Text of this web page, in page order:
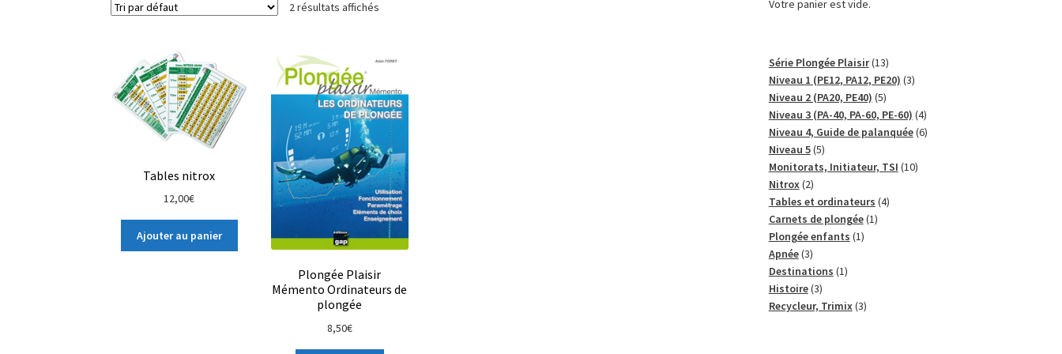
2 résultats affichés
Tables nitrox
12,00€
Ajouter au panier
Plongée Plaisir
Mémento Ordinateurs de
plongée
8,50€
Votre panier est vide.
Série Plongée Plaisir 1313
produits
Niveau 1 (PE12, PA12, PE20) 33
Niveau 2 (PA20, PE40) 55
produits
Niveau 3 (PA-40, PA-60, PE-60) 44
produits
Niveau 4, Guide de palanquée 66
Niveau 5 55
produits
Monitorats, Initiateur, TSI 1010
Nitrox 22
produits
Tables et ordinateurs 44
Carnets de plongée 11
Plongée enfants 11
Apnée 33
produits
Destinations 11
Histoire 33
produits
Recycleur, Trimix 33